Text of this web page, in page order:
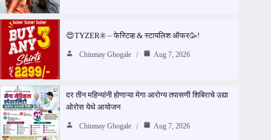
😍TYZER® – फेस्टिव्ह & स्टायलिश ऑफर🥳!
Chinmay Ghogale Aug 7, 2026
दर तीन महिन्यांनी होणाऱ्या मेगा आरोग्य तपासणी शिबिराचे उद्या
ओरोस येथे आयोजन
Chinmay Ghogale Aug 7, 2026